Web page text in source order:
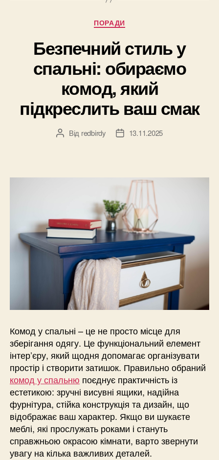
Категорії
ПОРАДИ
Безпечний стиль у
спальні: обираємо
комод, який
підкреслить ваш смак
Автор
Від redbirdy
Дата13.11.2025
Комод у спальні – це не просто місце для
зберігання одягу. Це функціональний елемент
інтер’єру, який щодня допомагає організувати
простір і створити затишок. Правильно обраний
комод у спальню поєднує практичність із
естетикою: зручні висувні ящики, надійна
фурнітура, стійка конструкція та дизайн, що
відображає ваш характер. Якщо ви шукаєте
меблі, які прослужать роками і стануть
справжньою окрасою кімнати, варто звернути
увагу на кілька важливих деталей.